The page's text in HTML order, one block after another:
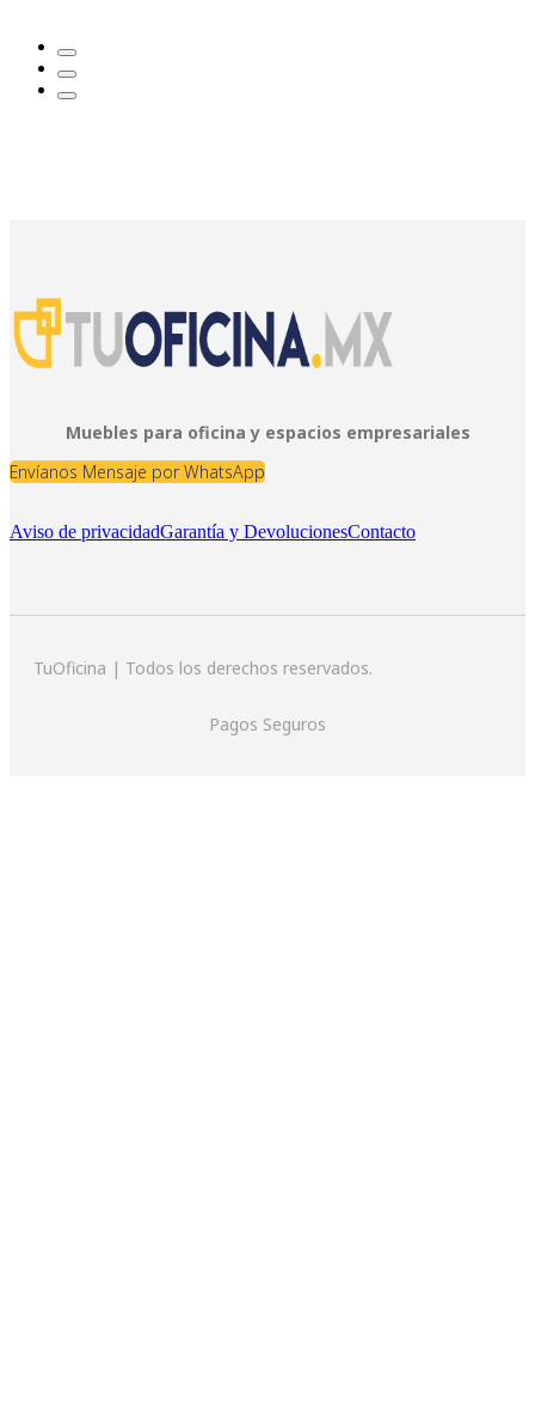
Muebles para oficina y espacios empresariales
Envíanos Mensaje por WhatsApp
Aviso de privacidadGarantía y DevolucionesContacto
TuOficina | Todos los derechos reservados.
Pagos Seguros